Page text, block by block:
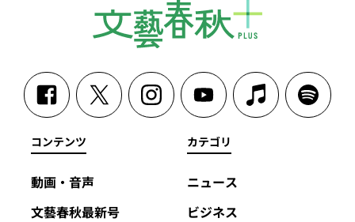
コンテンツ
動画・音声
文藝春秋最新号
カテゴリ
ニュース
ビジネス